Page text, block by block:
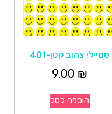
סמיילי צהוב קטן-401
9.00 ₪
הוספה לסל